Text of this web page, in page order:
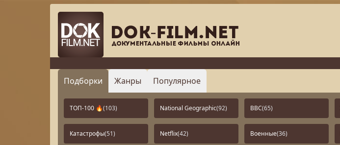
Подборки Жанры Популярное
ТОП-100 🔥(103) National Geographic(92) BBC(65)
Катастрофы(51) Netflix(42) Военные(36)